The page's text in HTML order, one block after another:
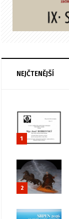
NEJČTENĚJŠÍ
1
2